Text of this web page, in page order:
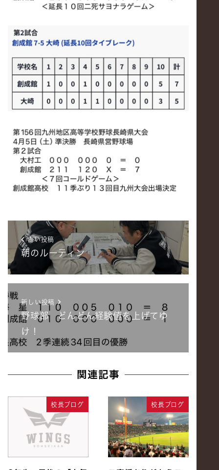
古い投稿
朝のルーティン
新しい投稿
野球部 どんどん経験値を上げてゆ
け！
関連記事
校長ブログ 校長ブログ